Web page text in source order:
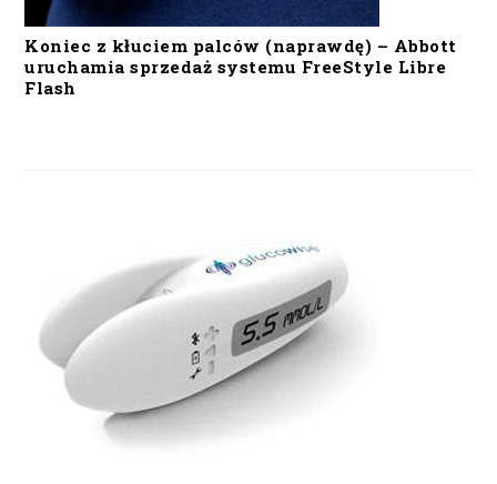
Koniec z kłuciem palców (naprawdę) – Abbott
uruchamia sprzedaż systemu FreeStyle Libre
Flash